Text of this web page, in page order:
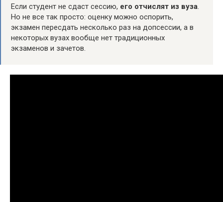
Если студент не сдаст сессию, его отчислят из вуза.
Но не все так просто: оценку можно оспорить,
экзамен пересдать несколько раз на допсессии, а в
некоторых вузах вообще нет традиционных
экзаменов и зачетов.